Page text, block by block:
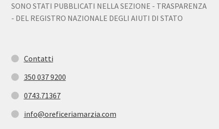
SONO STATI PUBBLICATI NELLA SEZIONE - TRASPARENZA
- DEL REGISTRO NAZIONALE DEGLI AIUTI DI STATO
Contatti
350 037 9200
0743.71367
info@oreficeriamarzia.com